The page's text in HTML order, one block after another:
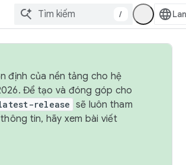
/
định của nền tảng cho hệ
Để tạo và đóng góp cho
release sẽ luôn tham
tin, hãy xem bài viết